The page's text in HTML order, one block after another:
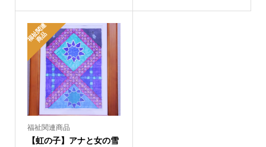
福
祉
関
連
商
品
福祉関連商品
【虹の子】アナと女の雪